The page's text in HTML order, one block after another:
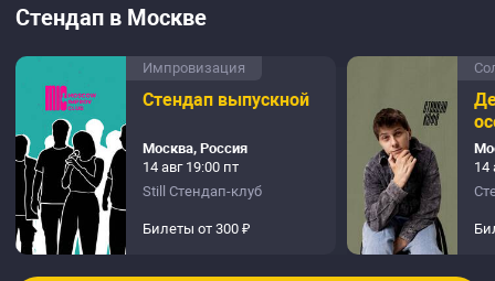
Стендап в Москве
Импровизация
Стендап выпускной
Москва, Россия
14 авг 19:00 пт
Still Стендап-клуб
Билеты от 300 ₽
14